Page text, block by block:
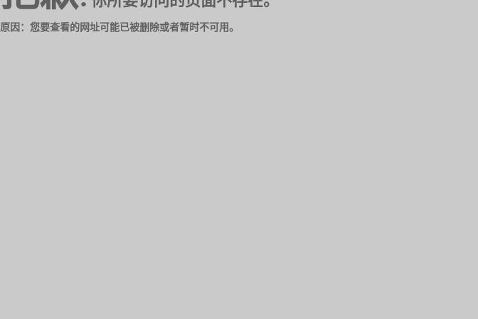
原因：您要查看的网址可能已被删除或者暂时不可用。